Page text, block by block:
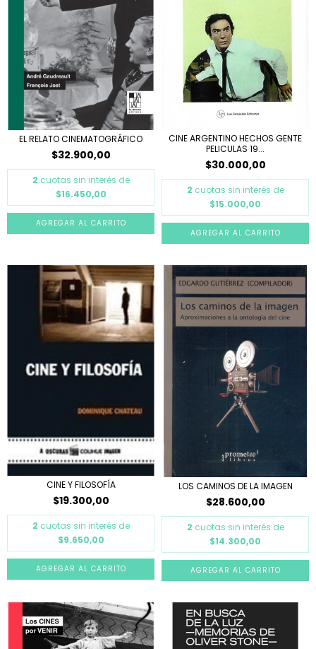
EL RELATO CINEMATOGRÁFICO
$32.900,00
2 cuotas sin interés de
$16.450,00
CINE ARGENTINO HECHOS GENTE
PELICULAS 19...
$30.000,00
2 cuotas sin interés de
$15.000,00
CINE Y FILOSOFÍA
$19.300,00
2 cuotas sin interés de
$9.650,00
LOS CAMINOS DE LA IMAGEN
$28.600,00
2 cuotas sin interés de
$14.300,00